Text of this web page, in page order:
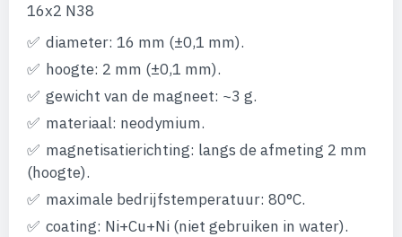
afbeeldingen-
16x2 N38
diameter: 16 mm (±0,1 mm).
hoogte: 2 mm (±0,1 mm).
gewicht van de magneet: ~3 g.
materiaal: neodymium.
magnetisatierichting: langs de afmeting 2 mm
(hoogte).
maximale bedrijfstemperatuur: 80°C.
coating: Ni+Cu+Ni (niet gebruiken in water).